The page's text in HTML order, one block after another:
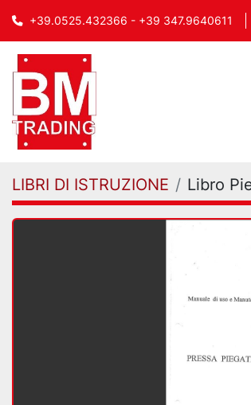
+39.0525.432366 - +39 347.9640611
LIBRI DI ISTRUZIONE Libro